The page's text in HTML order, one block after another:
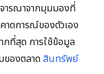
ารณาจากมุมมองที่
าดการณ์ของตัวเอง
ที่สุด การใช้ข้อมูล
ของตลาดสินทรัพย์